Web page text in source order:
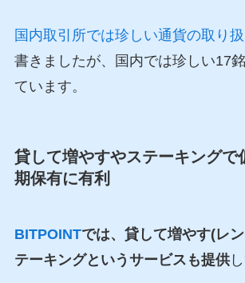
国内取引所では珍しい通貨の取り
書きましたが、国内では珍しい17
ています。
貸して増やすやステーキングで
期保有に有利
BITPOINTでは、貸して増やす(レ
テーキングというサービスも提供